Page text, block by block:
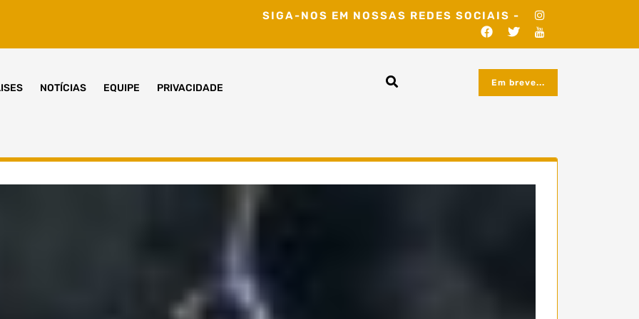
SIGA-NOS EM NOSSAS REDES SOCIAIS -
NOTÍCIAS EQUIPE PRIVACIDADE Em breve...